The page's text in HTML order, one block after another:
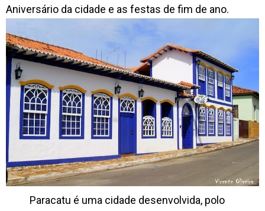
Aniversário da cidade e as festas de fim de ano.
Paracatu é uma cidade desenvolvida, polo